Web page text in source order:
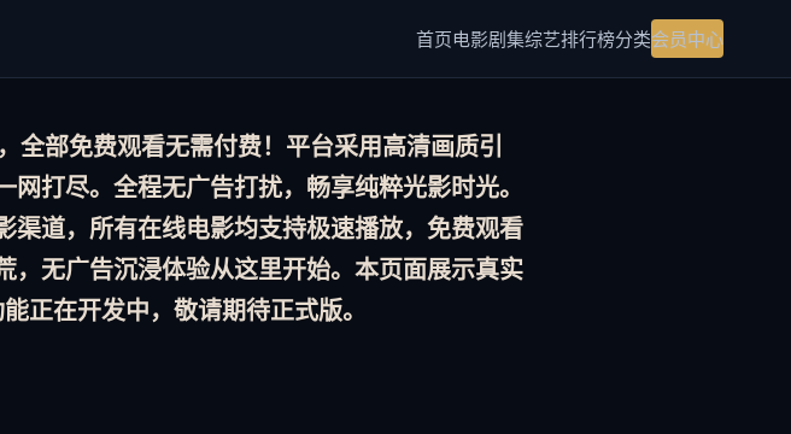
首页电影剧集综艺排行榜分类会员中心
全部免费观看无需付费！平台采用高清画质引
网打尽。全程无广告打扰，畅享纯粹光影时光。
渠道，所有在线电影均支持极速播放， 免费观看
无广告沉浸体验从这里开始。本页面展示真实
正在开发中，敬请期待正式版。